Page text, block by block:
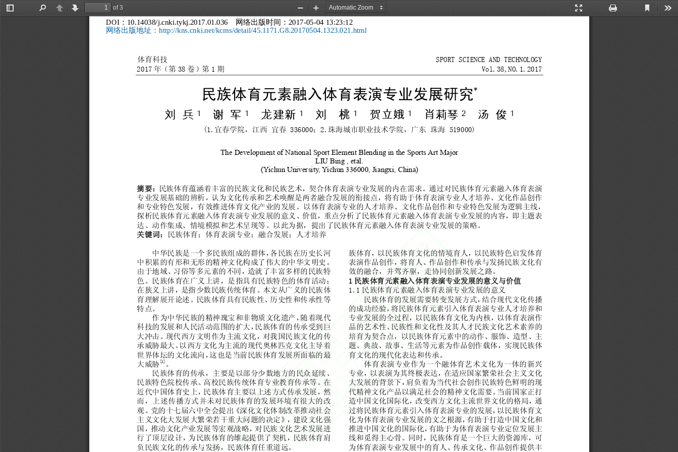
Toggle
PreviousNext
of 3
PresentationPrint
Current
Zoom
Out
Zoom
In
体育科技
                                                                       SPORT SCIENCE AND TECHNOLOGY
2017 年（第 38 卷）第 1 期
                                                                    Vol.38,NO.1.2017
民族体育元素融入体育表演专业发展研究*
刘 兵 1 谢 军 1 龙建新 1 刘 桃 1 贺 立娥 1 肖莉琴 2 汤 俊 1
(1. 宜春学院，江西 宜春 336000； 2.珠海城市职业技术学院， 广东 珠海 519000)
The Development of National Sport Element Blending in the Sports Art Major
LIU Bing , etal.
(Yichun University, Yichun 336000, Jiangxi, China)
摘要： 民族体育蕴涵着丰富的民族文化和民族艺术，契合体育表演专业发展的内在需求。通过对民族体育元素融 入 体育表演
专业发展基础的辨析 ，认 为文化传承和艺术唤醒是两者融合发展的衔接点 ，将有助于体育表演专业 人才培养、文化作品创作
和专业特色发展 ， 有效推进体育文化产业的发展 。 以体育表演专业的人才培养、文化作品创作和专业特色发展为逻辑主线，
探析民族体育元素融 入体育表演专业发展的意义 、价值，重 点分析了 民族体育元素融入体育表演专业发展的内容，即主题表
达 、动作集 成、 情境模拟和艺术呈现等。 以 此为据， 提出了民族体育元素融入体育表演专业发展的策略。
关键词：
民族体育；体育表演专业； 融合发展；人才培养
中 华民族是一个多民族组 成的群体，各 民族在历 史长河
中积累的有形和无形的精神文化构 成了 伟大的中 华文 明 史 。
由于地域、习俗等多元素的不同 ，造就 了丰富多样的 民族特
色 。 民族体育在广义 上讲， 是指具有民族特色的体育活动；
在狭义 上讲，是指少数 民族传统体育。本文从广 义的 民族体
育理解展开论述 。民族体育具有 民族性、历 史性和传承性等
特点。
作 为中 华民族的精神瑰宝和非物质文化遗产 ，随着现代
科技的发展和人 民活动范 围的扩大 ，民族体育的传承受到 巨
大冲击。现代西方文明 作为 主流文化 ，对我国民族文化的传
承威胁最大 。以西方文化 为主流的现代奥林匹克文化 主导着
世界体坛的文化流向 ，这也是当前民族体育发展所面临的最
大威胁 [1] 。
民族体育的传承 ， 主要是以部分少数地方的 民众延续、
民族特色院校传承、高校民族传统体育专业教育传承等。在
近代中国体育史 上 ，民族体育主要以上述方式传承发展 ，然
而，
上述传播方式并未对 民族体育的发展环境有很大的改
观 。党的十七 届六 中全会提 出《深化文化体制改革推动社会
主 义文化大发展大繁荣若干重大问 题的决定》，建设文化强
国 ，推动文化产业发展等宏观战略，对 民族文化艺术发展进
行 了顶 层设计，为 民族体育的雄起提供了 契机，民族体育 肩
负 民族文化的传承与发扬， 民族体育任重道远。
族体育，以民族体育文化的情境育人，以民族特色启发体育
表演作品创作，将育人、作品创作和传承与发扬民族文化有
效的融合， 并驾齐驱， 走协同创新发展之 路。
1 民族体育元素融入体育表演专业发展的意义与价值
1.1 民族体育元素融 入体育表演专业发展的意义
民族体育的发展需要转变发展方式，结合现代文化传播
的成功经验，将民族体育元素引 入体育表演专业 人才培养和
专业发展的全过程，以民族体育文化为内核，以体育表演作
品的艺术性、民族性和文化性及其 人才民族文化艺术素养的
培育为契合点 ， 以民族体育元素中的动作、服饰、造型 、 主
题、 典故、故事、 生活等元素为作品创作载体，实现民族体
育文化的现代化表达和传承。
体育表演专业作为一个融体育艺术文化为一体的新兴
专业，以表演为其终极表达，在 适应国家繁荣社会主 义 文化
大发展的背景下，肩负着为当代社会创作民族特色鲜明的现
代精神文化产品以满足社会的精神文化需要。当前国家正打
造中国文化国际化，改变西方文化主流世界文化的格局，通
过将民族体育元素引 入 体育表演专业的发展，以 民族体育文
化为体育表演专业发展的文之根源，有助于打造中国文化和
推进中国文化的国际化，有助于为体育表演专业定位发展主
线和 觅得主心骨。 同时， 民族体育是一个巨大的资源库，可
为体育表演专业发展中的育人、传承文化、作品创作提供丰
DOI： 10.14038/j.cnki.tykj.2017.01.036 网络出版时间： 2017-05-04 13:23:12
网络出版地址： http://kns.cnki.net/kcms/detail/45.1171.G8.20170504.1323.021.html